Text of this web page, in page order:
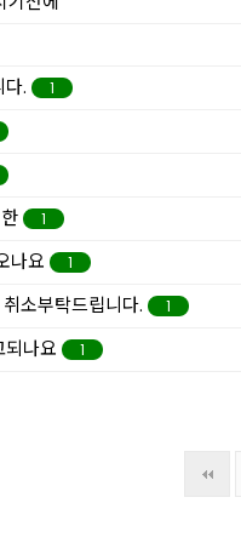
. 1
1
나요 1
소부탁드립니다. 1
나요 1